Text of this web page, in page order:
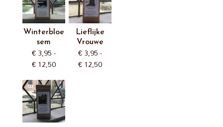
Winterbloe
sem
€3,95-
€12,50Prijsklasse:
tot
€ 12,50
Lieflijke
Vrouwe
€3,95-
€12,50Prijsklasse: